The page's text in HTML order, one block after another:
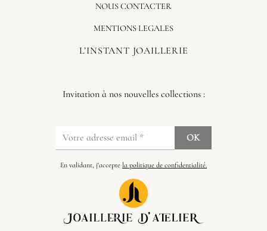
NOUS CONTACTER
MENTIONS LEGALES
L’INSTANT JOAILLERIE
Invitation à nos nouvelles collections :
En validant, j'accepte la politique de confidentialité.